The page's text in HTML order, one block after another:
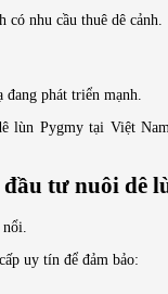
nhu cầu thuê dê cảnh.
phát triển mạnh.
lùn Pygmy tại Việt
tư nuôi dê
uy tín để đảm bảo: